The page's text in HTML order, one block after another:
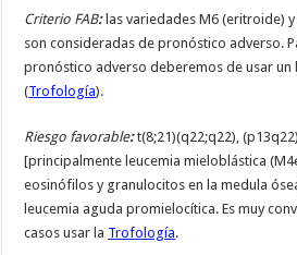
Criterio FAB: las variedades M6 (eritroide)
son consideradas de pronóstico adverso.
pronóstico adverso deberemos de usar un
(Trofología).
Riesgo favorable:t(8;21)(q22;q22),
[principalmente leucemia mieloblástica
eosinófilos y granulocitos en la medula
leucemia aguda promielocítica. Es muy
casos usar la Trofología.